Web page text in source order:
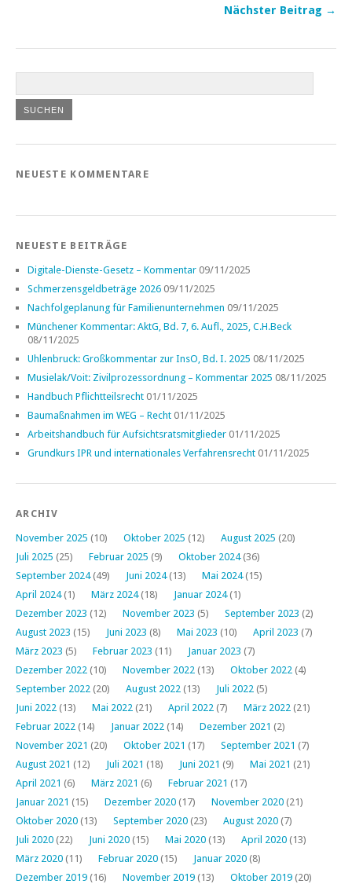
Nächster Beitrag →
NEUESTE KOMMENTARE
NEUESTE BEITRÄGE
Digitale-Dienste-Gesetz – Kommentar 09/11/2025
Schmerzensgeldbeträge 2026 09/11/2025
Nachfolgeplanung für Familienunternehmen 09/11/2025
Münchener Kommentar: AktG, Bd. 7, 6. Aufl., 2025, C.H.Beck
08/11/2025
Uhlenbruck: Großkommentar zur InsO, Bd. I. 2025 08/11/2025
Musielak/Voit: Zivilprozessordnung – Kommentar 2025 08/11/2025
Handbuch Pflichtteilsrecht 01/11/2025
Baumaßnahmen im WEG – Recht 01/11/2025
Arbeitshandbuch für Aufsichtsratsmitglieder 01/11/2025
Grundkurs IPR und internationales Verfahrensrecht 01/11/2025
ARCHIV
November 2025 (10) Oktober 2025 (12) August 2025 (20)
Juli 2025 (25) Februar 2025 (9) Oktober 2024(36)
September 2024(49) Juni 2024(13) Mai 2024(15)
April 2024(1) März 2024(18) Januar 2024(1)
Dezember 2023 (12) November 2023 (5) September 2023 (2)
August 2023 (15) Juni 2023 (8) Mai 2023 (10) April 2023 (7)
März 2023 (5) Februar 2023 (11) Januar 2023 (7)
Dezember 2022 (10) November 2022 (13) Oktober 2022 (4)
September 2022 (20) August 2022 (13) Juli 2022 (5)
Juni 2022 (13) Mai 2022 (21) April 2022 (7) März 2022 (21)
Februar 2022 (14) Januar 2022 (14) Dezember 2021 (2)
November 2021 (20) Oktober 2021 (17) September 2021 (7)
August 2021 (12) Juli 2021 (18) Juni 2021 (9) Mai 2021 (21)
April 2021 (6) März 2021 (6) Februar 2021 (17)
Januar 2021 (15) Dezember 2020 (17) November 2020 (21)
Oktober 2020 (13) September 2020 (23) August 2020 (7)
Juli 2020 (22) Juni 2020 (15) Mai 2020 (13) April 2020 (13)
März 2020 (11) Februar 2020 (15) Januar 2020 (8)
Dezember 2019 (16) November 2019 (13) Oktober 2019 (20)